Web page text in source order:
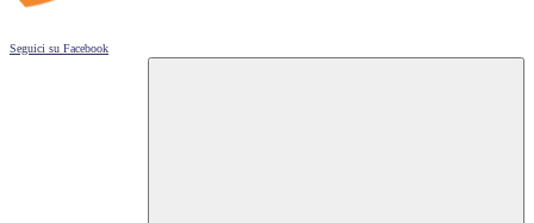
Seguici su Facebook